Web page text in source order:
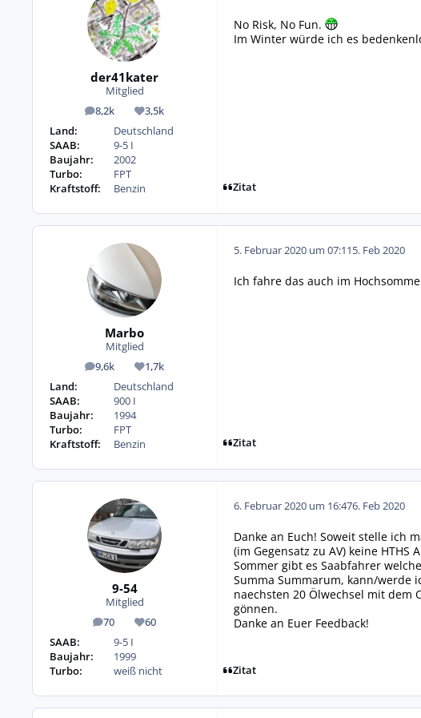
der41kater
Mitglied
8,2k
Beiträge 3,5k
Reputation
Land:
Deutschland
SAAB:
9-5 I
Baujahr:
2002
Turbo:
FPT
Kraftstoff:
Benzin
No Risk, No Fun.
Im Winter würde ich es
Zitat
Marbo
Mitglied
9,6k
Beiträge 1,7k
Reputation
Land:
Deutschland
SAAB:
900 I
Baujahr:
1994
Turbo:
FPT
Kraftstoff:
Benzin
5. Februar 2020 um 07:115. Feb 2020
Ich fahre das auch im
Zitat
9-54
Mitglied
70
Beiträge 60
Reputation
SAAB:
9-5 I
Baujahr:
1999
Turbo:
weiß nicht
6. Februar 2020 um 16:476. Feb 2020
Danke an Euch! Soweit stelle ich
(im Gegensatz zu AV) keine
Sommer gibt es Saabfahrer
Summa Summarum, kann/werde
naechsten 20 Ölwechsel mit dem
gönnen.
Danke an Euer Feedback!
Zitat